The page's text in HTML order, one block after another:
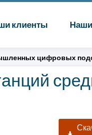
клиенты
цифровых